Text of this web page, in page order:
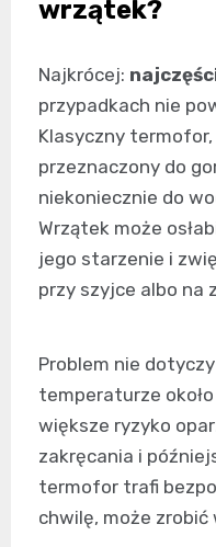
wrzątek?
Najkrócej:
przypadkach nie
Klasyczny
przeznaczony do
niekoniecznie do
Wrzątek może
jego starzenie i
przy szyjce albo na
Problem nie
temperaturze około
większe ryzyko
zakręcania i
termofor trafi
chwilę, może